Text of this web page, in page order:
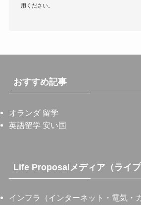
用ください。
おすすめ記事
オランダ 留学
英語留学 安い国
Life Proposalメディア（ライプ
インフラ（インターネット・電気・